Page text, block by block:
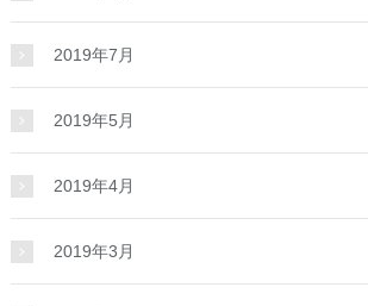
2019年7月
2019年5月
2019年4月
2019年3月